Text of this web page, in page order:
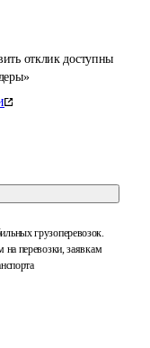
отклик доступны
грузоперевозок.
на перевозки, заявкам